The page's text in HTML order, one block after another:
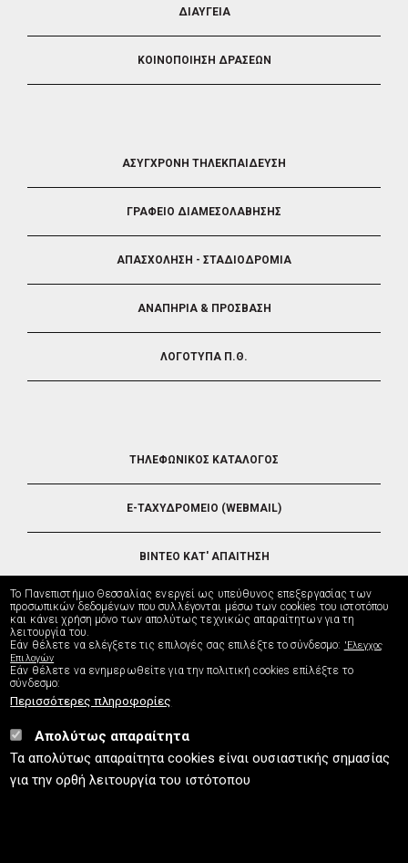
ΔΙΑΥΓΕΙΑ
ΚΟΙΝΟΠΟΙΗΣΗ ΔΡΑΣΕΩΝ
ΑΣΥΓΧΡΟΝΗ ΤΗΛΕΚΠΑΙΔΕΥΣΗ
ΓΡΑΦΕΙΟ ΔΙΑΜΕΣΟΛΑΒΗΣΗΣ
ΑΠΑΣΧΟΛΗΣΗ - ΣΤΑΔΙΟΔΡΟΜΙΑ
ΑΝΑΠΗΡΙΑ & ΠΡΟΣΒΑΣΗ
ΛΟΓΟΤΥΠΑ Π.Θ.
ΤΗΛΕΦΩΝΙΚΟΣ ΚΑΤΑΛΟΓΟΣ
E-ΤΑΧΥΔΡΟΜΕΙΟ (WEBMAIL)
ΒΙΝΤΕΟ ΚΑΤ' ΑΠΑΙΤΗΣΗ
ΤΗΛΕΥΠΟΣΤΗΡΙΞΗ
ΔΙΕΥΘΥΝΣΗ ΜΗΧΑΝΟΡΓΑΝΩΣΗΣ
UTH.GR © 2026
(Επικοινωνία) Πολιτική Cookies
⚪
Πολιτική Απορρήτου⚪Δήλωση Προσβασιμότητας
Το Πανεπιστήμιο Θεσσαλίας ενεργεί ως υπεύθυνος επεξεργασίας των
προσωπικών δεδομένων που συλλέγονται μέσω των cookies του ιστοτόπου
και κάνει χρήση μόνο των απολύτως τεχνικώς απαραίτητων για τη
λειτουργία του.
Εάν θέλετε να ελέγξετε τις επιλογές σας επιλέξτε το σύνδεσμο: 'Ελεγχος
Επιλογών
Εάν θέλετε να ενημερωθείτε για την πολιτική cookies επίλέξτε το
σύνδεσμο:
Περισσότερες πληροφορίες
Απολύτως απαραίτητα
Τα απολύτως απαραίτητα cookies είναι ουσιαστικής σημασίας
για την ορθή λειτουργία του ιστότοπου